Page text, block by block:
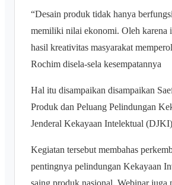
“Desain produk tidak hanya
memiliki nilai ekonomi. Oleh karena
hasil kreativitas masyarakat
Rochim disela-sela kesempatannya
Hal itu disampaikan disampaikan
Produk dan Peluang Pelindungan
Jenderal Kekayaan Intelektual
Kegiatan tersebut membahas
pentingnya pelindungan Kekayaan